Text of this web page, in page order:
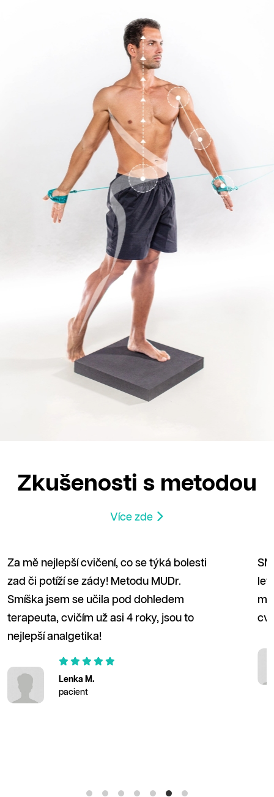
Zkušenosti s metodou
Více zde
mě nejlepší cvičení, co se týká bolesti
či potíží se zády! Metodu MUDr.
jsem se učila pod dohledem
cvičím už asi 4 roky, jsou to
analgetika!
Lenka M.
pacient
SM
let
mě